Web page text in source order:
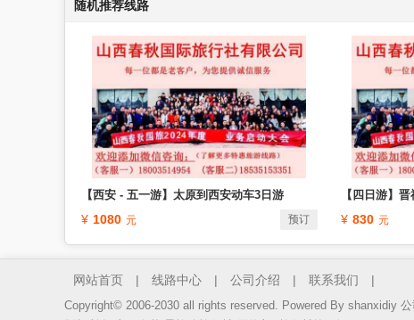
随机推荐线路
【西安 - 五一游】太原到西安动车3日游
1080 预订
【四日游】
830
网站首页 | 线路中心 | 公司介绍 | 联系我们 |
Copyright© 2006-2030 all rights reserved. Powered By shanxidiy